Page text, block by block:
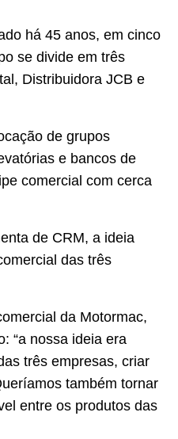
há 45 anos, em cinco
se divide em três
Distribuidora JCB e
de grupos
e bancos de
comercial com cerca
de CRM, a ideia
das três
da Motormac,
“a nossa ideia era
três empresas, criar
também tornar
entre os produtos das